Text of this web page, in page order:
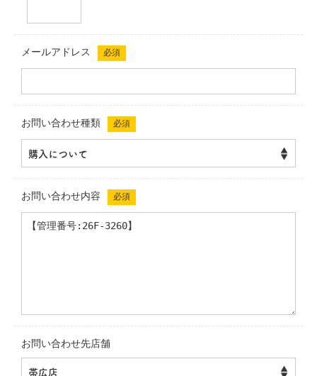
メールアドレス 必須
お問い合わせ種類 必須
お問い合わせ内容 必須
お問い合わせ先店舗